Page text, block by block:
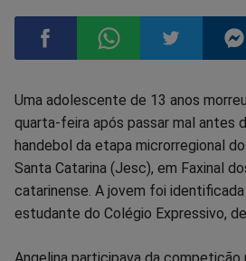
Compartilhar
no
Facebook
Compartilhar
no
Whatsapp
no
Twitter
no
Uma adolescente de 13 anos
quarta-feira após passar mal antes
handebol da etapa microrregional
Santa Catarina (Jesc), em Faxinal
catarinense. A jovem foi
estudante do Colégio Expressivo,